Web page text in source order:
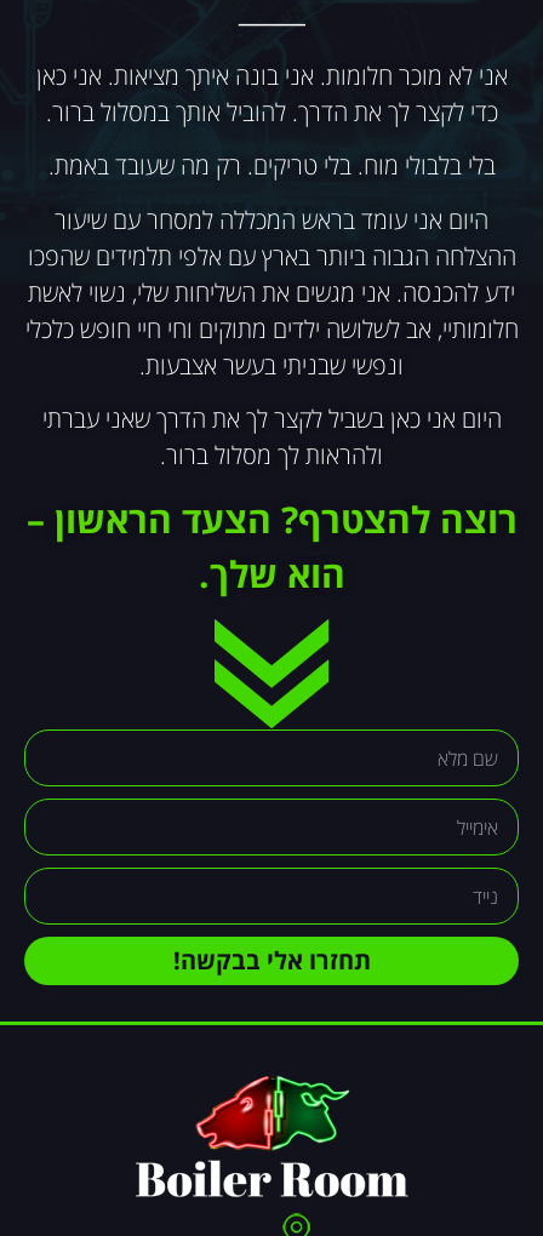
⸻
אני לא מוכר חלומות. אני בונה איתך מציאות. אני כאן
כדי לקצר לך את הדרך. להוביל אותך במסלול ברור.
בלי בלבולי מוח. בלי טריקים. רק מה שעובד באמת.
היום אני עומד בראש המכללה למסחר עם שיעור
ההצלחה הגבוה ביותר בארץ עם אלפי תלמידים שהפכו
ידע להכנסה. אני מגשים את השליחות שלי, נשוי לאשת
חלומותיי, אב לשלושה ילדים מתוקים וחי חיי חופש כלכלי
ונפשי שבניתי בעשר אצבעות.
היום אני כאן בשביל לקצר לך את הדרך שאני עברתי
ולהראות לך מסלול ברור.
רוצה להצטרף? הצעד הראשון –
הוא שלך.
תחזרו אלי בבקשה!